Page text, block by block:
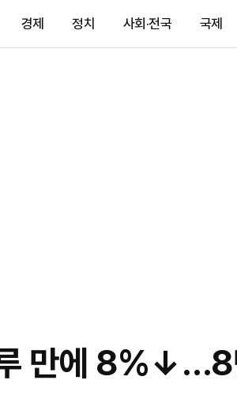
경제 정치 사회·전국 국제
만에